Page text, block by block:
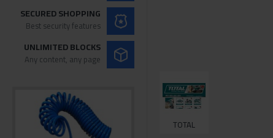
TOTAL
SECURED SHOPPING
Best security features
UNLIMITED BLOCKS
Any content, any page